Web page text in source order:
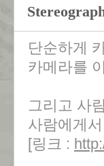
단순하게
카메라를
그리고 사
사람에게
[링크 :